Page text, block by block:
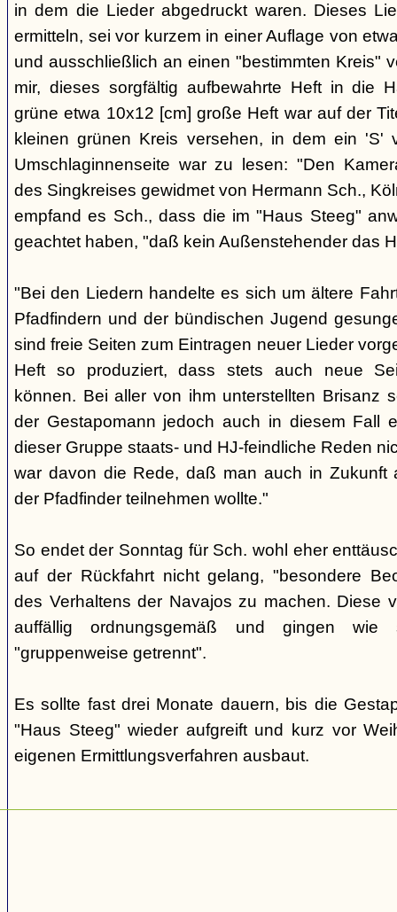
in dem die Lieder abgedruckt waren. Dieses
ermitteln, sei vor kurzem in einer Auflage von
und ausschließlich an einen "bestimmten Kreis"
mir, dieses sorgfältig aufbewahrte Heft in die
grüne etwa 10x12 [cm] große Heft war auf der
kleinen grünen Kreis versehen, in dem ein 'S'
Umschlaginnenseite war zu lesen: "Den
des Singkreises gewidmet von Hermann Sch.,
empfand es Sch., dass die im "Haus Steeg"
geachtet haben, "daß kein Außenstehender das
"Bei den Liedern handelte es sich um ältere
Pfadfindern und der bündischen Jugend
sind freie Seiten zum Eintragen neuer Lieder
Heft so produziert, dass stets auch neue
können. Bei aller von ihm unterstellten Brisanz
der Gestapomann jedoch auch in diesem Fall
dieser Gruppe staats- und HJ-feindliche Reden
war davon die Rede, daß man auch in Zukunft
der Pfadfinder teilnehmen wollte."
So endet der Sonntag für Sch. wohl eher
auf der Rückfahrt nicht gelang, "besondere
des Verhaltens der Navajos zu machen. Diese
auffällig ordnungsgemäß und gingen wie
"gruppenweise getrennt".
Es sollte fast drei Monate dauern, bis die
"Haus Steeg" wieder aufgreift und kurz vor
eigenen Ermittlungsverfahren ausbaut.